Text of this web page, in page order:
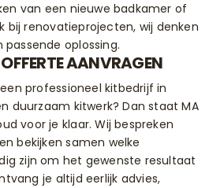
van een nieuwe badkamer of
bij renovatieprojecten, wij denken
oplossing.
AANVRAGEN
professioneel kitbedrijf in
duurzaam kitwerk? Dan staat MA
voor je klaar. Wij bespreken
bekijken samen welke
zijn om het gewenste resultaat
je altijd eerlijk advies,